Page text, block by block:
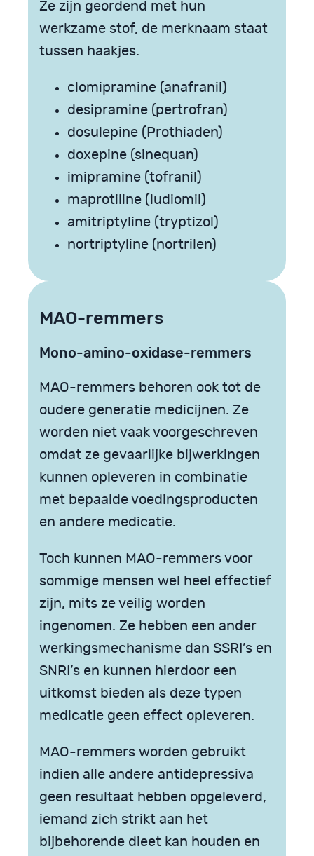
Ze zijn geordend met hun
werkzame stof, de merknaam staat
tussen haakjes.
clomipramine (anafranil)
desipramine (pertrofran)
dosulepine (Prothiaden)
doxepine (sinequan)
imipramine (tofranil)
maprotiline (ludiomil)
amitriptyline (tryptizol)
nortriptyline (nortrilen)
MAO-remmers
Mono-amino-oxidase-remmers
MAO-remmers behoren ook tot de
oudere generatie medicijnen. Ze
worden niet vaak voorgeschreven
omdat ze gevaarlijke bijwerkingen
kunnen opleveren in combinatie
met bepaalde voedingsproducten
en andere medicatie.
Toch kunnen MAO-remmers voor
sommige mensen wel heel effectief
zijn, mits ze veilig worden
ingenomen. Ze hebben een ander
werkingsmechanisme dan SSRI’s en
SNRI’s en kunnen hierdoor een
uitkomst bieden als deze typen
medicatie geen effect opleveren.
MAO-remmers worden gebruikt
indien alle andere antidepressiva
geen resultaat hebben opgeleverd,
iemand zich strikt aan het
bijbehorende dieet kan houden en